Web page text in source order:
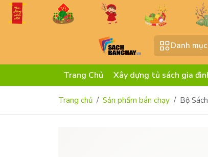
Danh mục
Trang Chủ Xây dựng tủ sách gia
Trang chủ Sản phẩm bán chạy Bộ